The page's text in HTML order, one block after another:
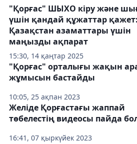
15:30, 14 қаңтар 2025
"Қорғас" ШЫХО кіру және
үшін қандай құжаттар қажет:
Қазақстан азаматтары үшін
маңызды ақпарат
10:05, 25 ақпан 2023
"Қорғас" орталығы жақын
жұмысын бастайды
16:41, 07 қыркүйек 2023
Желіде Қорғастағы жаппай
төбелестің видеосы пайда